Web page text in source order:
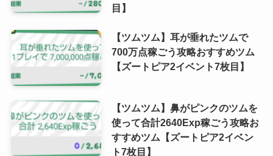
目】
【ツムツム】耳が垂れたツムで
700万点稼ごう攻略おすすめツム
【ズートピア2イベント7枚目】
【ツムツム】鼻がピンクのツムを
使って合計2640Exp稼ごう攻略お
すすめツム【ズートピア2イベン
ト7枚目】